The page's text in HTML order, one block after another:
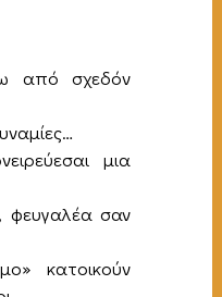
από σχεδόν
μια
φευγαλέα σαν
κατοικούν